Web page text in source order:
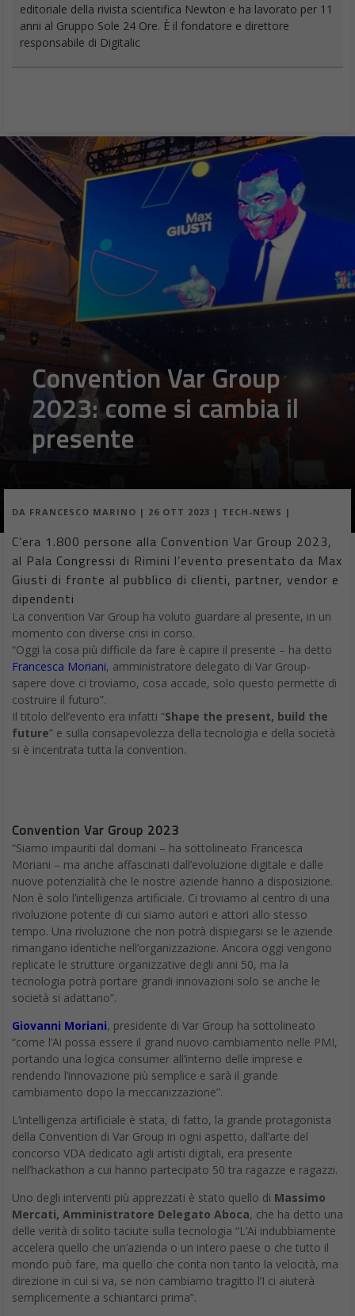
editoriale della rivista scientifica Newton e ha lavorato per 11
anni al Gruppo Sole 24 Ore. È il fondatore e direttore
responsabile di Digitalic
Convention Var Group
2023: come si cambia il
presente
DA FRANCESCO MARINO | 26 OTT 2023 | TECH-NEWS |
C’era 1.800 persone alla Convention Var Group 2023,
al Pala Congressi di Rimini l’evento presentato da Max
Giusti di fronte al pubblico di clienti, partner, vendor e
dipendenti
La convention Var Group ha voluto guardare al presente, in un
momento con diverse crisi in corso.
“Oggi la cosa più difficile da fare è capire il presente – ha detto
Francesca Moriani, amministratore delegato di Var Group-
sapere dove ci troviamo, cosa accade, solo questo permette di
costruire il futuro”.
Il titolo dell’evento era infatti “Shape the present, build the
future” e sulla consapevolezza della tecnologia e della società
si è incentrata tutta la convention.
Convention Var Group 2023
“Siamo impauriti dal domani – ha sottolineato Francesca
Moriani – ma anche affascinati dall’evoluzione digitale e dalle
nuove potenzialità che le nostre aziende hanno a disposizione.
Non è solo l’intelligenza artificiale. Ci troviamo al centro di una
rivoluzione potente di cui siamo autori e attori allo stesso
tempo. Una rivoluzione che non potrà dispiegarsi se le aziende
rimangano identiche nell’organizzazione. Ancora oggi vengono
replicate le strutture organizzative degli anni 50, ma la
tecnologia potrà portare grandi innovazioni solo se anche le
società si adattano”.
Giovanni Moriani, presidente di Var Group ha sottolineato
“come l’Ai possa essere il grand nuovo cambiamento nelle PMI,
portando una logica consumer all’interno delle imprese e
rendendo l’innovazione più semplice e sarà il grande
cambiamento dopo la meccanizzazione”.
L’intelligenza artificiale è stata, di fatto, la grande protagonista
della Convention di Var Group in ogni aspetto, dall’arte del
concorso VDA dedicato agli artisti digitali, era presente
nell’hackathon a cui hanno partecipato 50 tra ragazze e ragazzi.
Uno degli interventi più apprezzati è stato quello di Massimo
Mercati, Amministratore Delegato Aboca, che ha detto una
delle verità di solito taciute sulla tecnologia “L’Ai indubbiamente
accelera quello che un’azienda o un intero paese o che tutto il
mondo può fare, ma quello che conta non tanto la velocità, ma
direzione in cui si va, se non cambiamo tragitto l’I ci aiuterà
semplicemente a schiantarci prima”.